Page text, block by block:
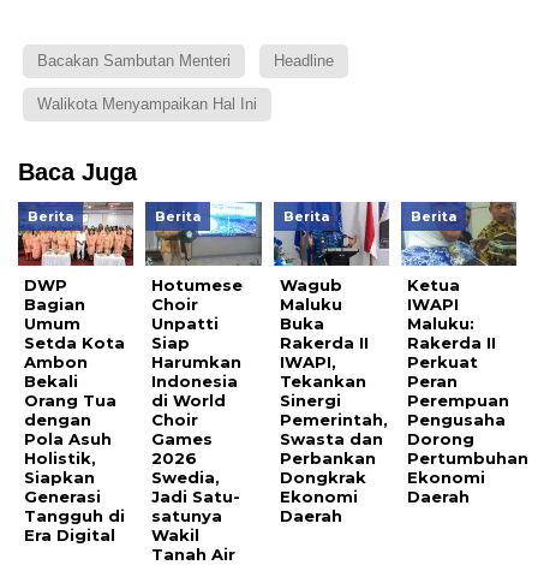
Bacakan Sambutan Menteri Headline
Walikota Menyampaikan Hal Ini
Baca Juga
Berita
DWP
Bagian
Umum
Setda Kota
Ambon
Bekali
Orang Tua
dengan
Pola Asuh
Holistik,
Siapkan
Generasi
Tangguh di
Era Digital
Berita
Hotumese
Choir
Unpatti
Siap
Harumkan
Indonesia
di World
Choir
Games
2026
Swedia,
Jadi Satu-
satunya
Wakil
Tanah Air
Berita
Wagub
Maluku
Buka
Rakerda II
IWAPI,
Tekankan
Sinergi
Pemerintah,
Swasta dan
Perbankan
Dongkrak
Ekonomi
Daerah
Berita
Ketua
IWAPI
Maluku:
Rakerda II
Perkuat
Peran
Perempuan
Pengusaha
Dorong
Pertumbuhan
Ekonomi
Daerah